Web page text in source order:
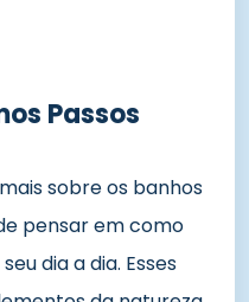
Passos
sobre os banhos
pensar em como
dia a dia. Esses